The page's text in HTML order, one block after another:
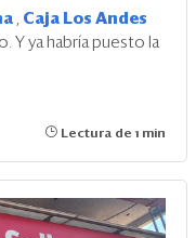
, Caja Los Andes
Y ya habría puesto la
Lectura de 1 min